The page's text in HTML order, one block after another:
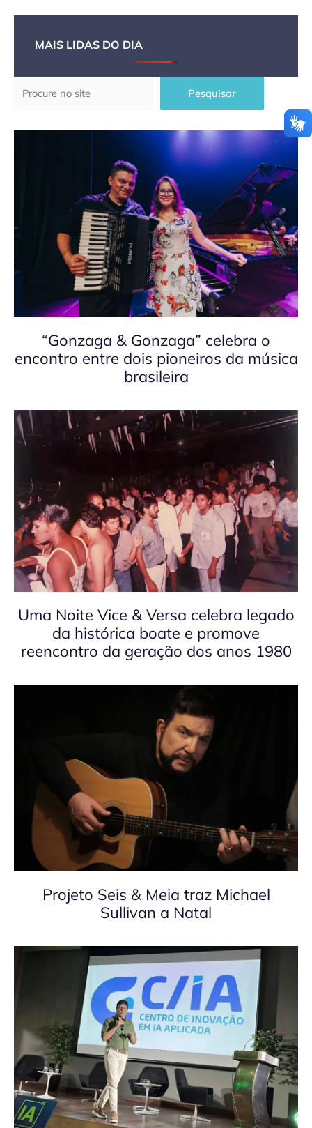
MAIS LIDAS DO DIA
Pesquisar
“Gonzaga & Gonzaga” celebra o
encontro entre dois pioneiros da música
brasileira
Uma Noite Vice & Versa celebra legado
da histórica boate e promove
reencontro da geração dos anos 1980
Projeto Seis & Meia traz Michael
Sullivan a Natal